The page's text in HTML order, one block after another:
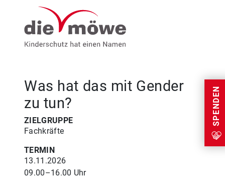
Weiter zum Inhalt
SPENDEN
Was hat das mit Gender
zu tun?
ZIELGRUPPE
Fachkräfte
TERMIN
13.11.2026
09.00–16.00 Uhr